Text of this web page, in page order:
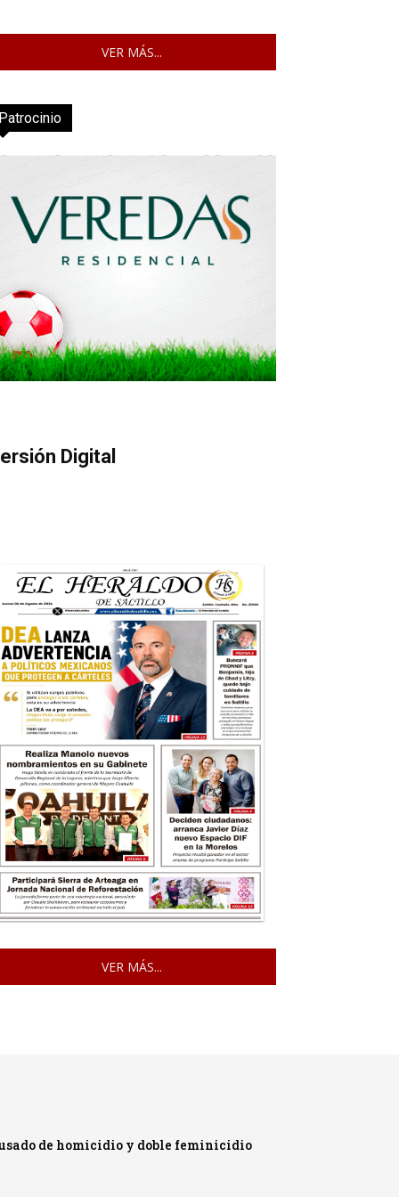
VER MÁS...
Digital
VER MÁS...
de homicidio y doble feminicidio